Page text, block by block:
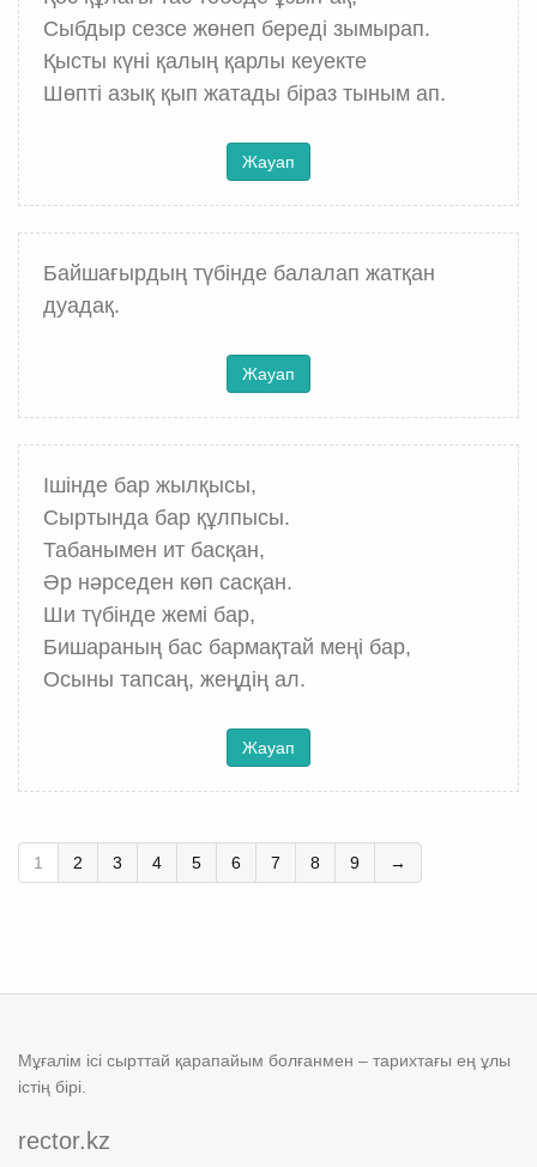
Сыбдыр сезсе жөнеп береді зымырап.
Қысты күні қалың қарлы кеуекте
Шөпті азық қып жатады біраз тыным ап.
Жауап
Байшағырдың түбінде балалап жатқан
дуадақ.
Жауап
Ішінде бар жылқысы,
Сыртында бар құлпысы.
Табанымен ит басқан,
Әр нәрседен көп сасқан.
Ши түбінде жемі бар,
Бишараның бас бармақтай меңі бар,
Осыны тапсаң, жеңдің ал.
Жауап
1 2 3 4 5 6 7 8 9 →
Мұғалім ісі сырттай қарапайым болғанмен – тарихтағы ең ұлы
істің бірі.
rector.kz